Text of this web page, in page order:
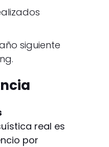
siguiente
real es
por